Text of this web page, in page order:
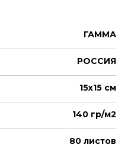
ГАММА
РОССИЯ
15х15 см
140 гр/м2
80 листов